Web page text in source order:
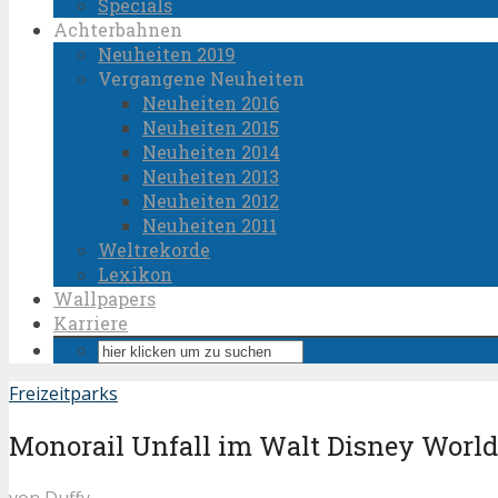
Specials
Achterbahnen
Neuheiten 2019
Vergangene Neuheiten
Neuheiten 2016
Neuheiten 2015
Neuheiten 2014
Neuheiten 2013
Neuheiten 2012
Neuheiten 2011
Weltrekorde
Lexikon
Wallpapers
Karriere
Freizeitparks
Monorail Unfall im Walt Disney